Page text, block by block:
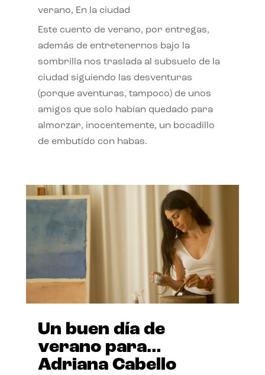
verano, En la ciudad
Este cuento de verano, por entregas,
además de entretenernos bajo la
sombrilla nos traslada al subsuelo de la
ciudad siguiendo las desventuras
(porque aventuras, tampoco) de unos
amigos que solo habían quedado para
almorzar, inocentemente, un bocadillo
de embutido con habas.
Un buen día de
verano para…
Adriana Cabello